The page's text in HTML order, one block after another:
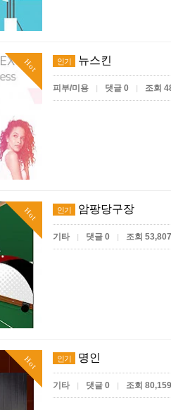
Hot 인기 뉴스킨
피부/미용 | 댓글 0 | 조회
Hot 인기 암팡당구장
기타 | 댓글 0 | 조회 53,807
Hot 인기 명인
기타 | 댓글 0 | 조회 80,159